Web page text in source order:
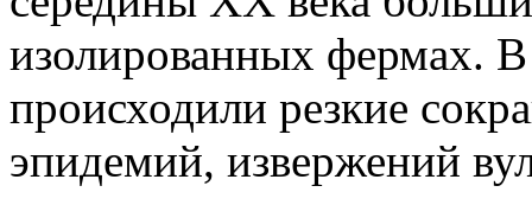
изолированных фермах.
происходили резкие
эпидемий, извержений